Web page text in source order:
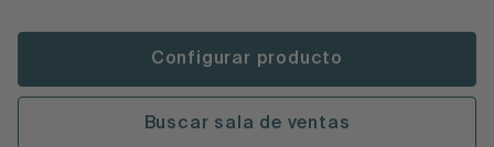
Configurar producto
Buscar sala de ventas